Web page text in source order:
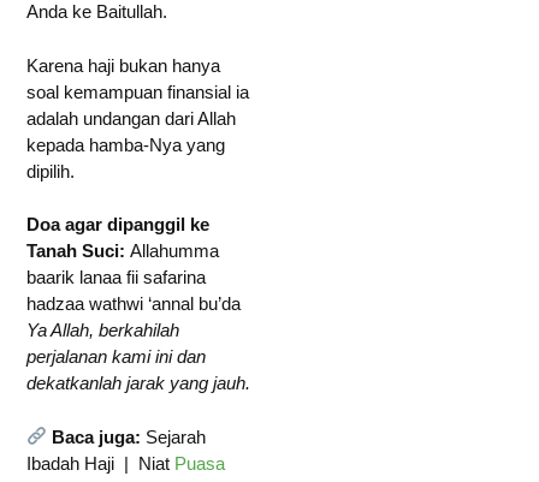
Anda ke Baitullah.
Karena haji bukan hanya
soal kemampuan finansial ia
adalah undangan dari Allah
kepada hamba-Nya yang
dipilih.
Doa agar dipanggil ke
Tanah Suci: Allahumma
baarik lanaa fii safarina
hadzaa wathwi ‘annal bu’da
Ya Allah, berkahilah
perjalanan kami ini dan
dekatkanlah jarak yang jauh.
Baca juga: Sejarah
Ibadah Haji | Niat Puasa